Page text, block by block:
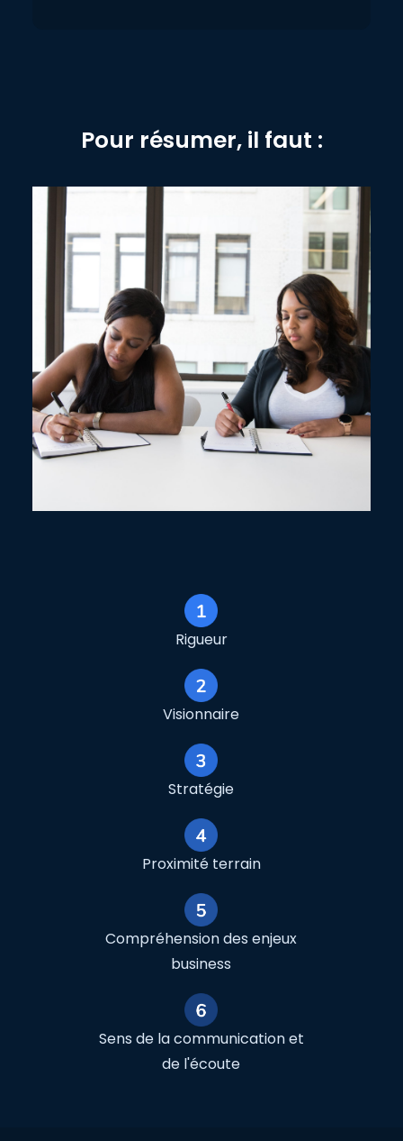
Pour résumer, il faut :
Rigueur
Visionnaire
Stratégie
Proximité terrain
Compréhension des enjeux
business
Sens de la communication et
de l'écoute